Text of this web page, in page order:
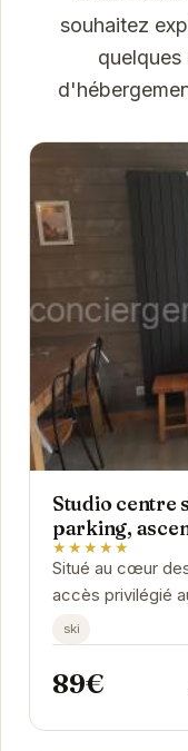
souhaitez
Studio centre
parking,
★★★★★
Situé au cœur
accès privilégié
confort d'un
ski
89€